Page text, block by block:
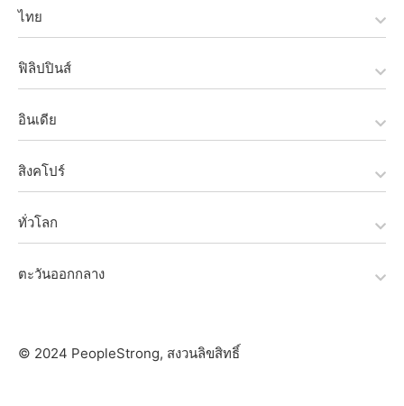
ไทย
ฟิลิปปินส์
อินเดีย
สิงคโปร์
ทั่วโลก
ตะวันออกกลาง
© 2024 PeopleStrong, สงวนลิขสิทธิ์